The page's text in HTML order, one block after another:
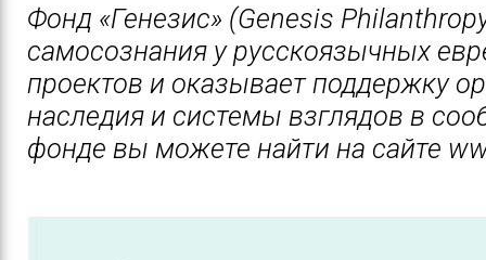
Фонд «Генезис» (Genesis
самосознания у русскоязычных
проектов и оказывает поддержку
наследия и системы взглядов в
фонде вы можете найти на сайте